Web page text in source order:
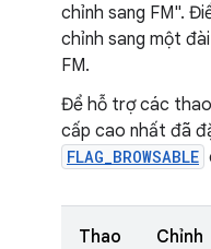
chỉnh sang FM".
chỉnh sang một
FM.
Để hỗ trợ các
cấp cao nhất đã
FLAG_BROWSABLE
Thao
Chỉnh